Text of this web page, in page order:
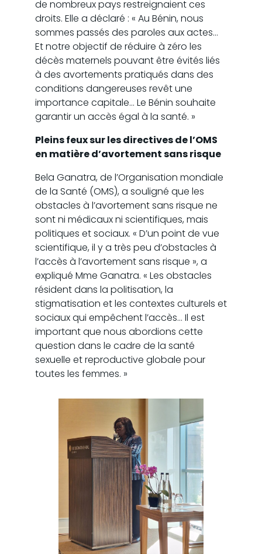
de nombreux pays restreignaient ces
droits. Elle a déclaré : « Au Bénin, nous
sommes passés des paroles aux actes…
Et notre objectif de réduire à zéro les
décès maternels pouvant être évités liés
à des avortements pratiqués dans des
conditions dangereuses revêt une
importance capitale… Le Bénin souhaite
garantir un accès égal à la santé. »
Pleins feux sur les directives de l’OMS
en matière d’avortement sans risque
Bela Ganatra, de l’Organisation mondiale
de la Santé (OMS), a souligné que les
obstacles à l’avortement sans risque ne
sont ni médicaux ni scientifiques, mais
politiques et sociaux. « D’un point de vue
scientifique, il y a très peu d’obstacles à
l’accès à l’avortement sans risque », a
expliqué Mme Ganatra. « Les obstacles
résident dans la politisation, la
stigmatisation et les contextes culturels et
sociaux qui empêchent l’accès… Il est
important que nous abordions cette
question dans le cadre de la santé
sexuelle et reproductive globale pour
toutes les femmes. »